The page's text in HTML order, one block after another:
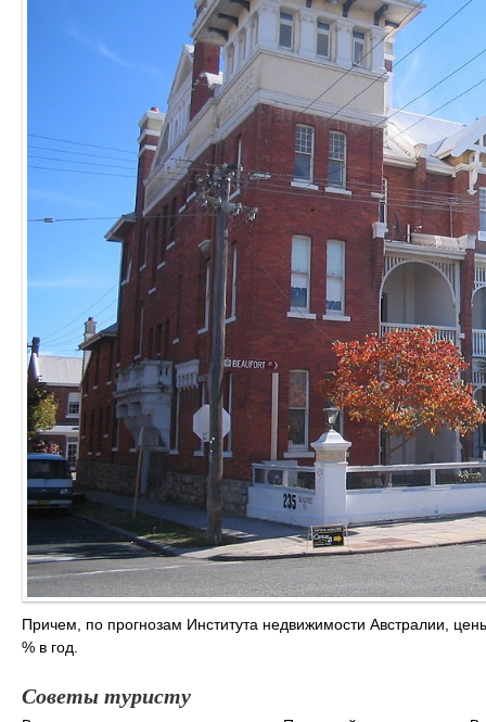
Причем, по прогнозам Института недвижимости Австралии,
% в год.
Советы туристу